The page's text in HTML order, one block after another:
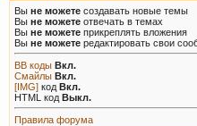
Вы не можете создавать новые темы
Вы не можете отвечать в темах
Вы не можете прикреплять вложения
Вы не можете редактировать свои
BB коды Вкл.
Смайлы Вкл.
[IMG] код Вкл.
HTML код Выкл.
Правила форума